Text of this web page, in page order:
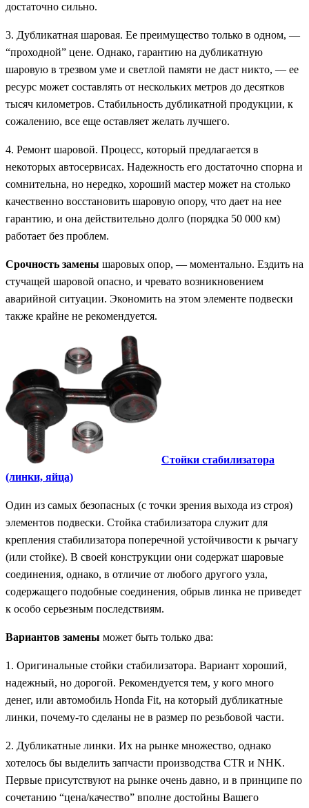
достаточно сильно.
3. Дубликатная шаровая. Ее преимущество только в одном, —
“проходной” цене. Однако, гарантию на дубликатную
шаровую в трезвом уме и светлой памяти не даст никто, — ее
ресурс может составлять от нескольких метров до десятков
тысяч километров. Стабильность дубликатной продукции, к
сожалению, все еще оставляет желать лучшего.
4. Ремонт шаровой. Процесс, который предлагается в
некоторых автосервисах. Надежность его достаточно спорна и
сомнительна, но нередко, хороший мастер может на столько
качественно восстановить шаровую опору, что дает на нее
гарантию, и она действительно долго (порядка 50 000 км)
работает без проблем.
Срочность замены шаровых опор, — моментально. Ездить на
стучащей шаровой опасно, и чревато возникновением
аварийной ситуации. Экономить на этом элементе подвески
также крайне не рекомендуется.
Стойки стабилизатора
(линки, яйца)
Один из самых безопасных (с точки зрения выхода из строя)
элементов подвески. Стойка стабилизатора служит для
крепления стабилизатора поперечной устойчивости к рычагу
(или стойке). В своей конструкции они содержат шаровые
соединения, однако, в отличие от любого другого узла,
содержащего подобные соединения, обрыв линка не приведет
к особо серьезным последствиям.
Вариантов замены может быть только два:
1. Оригинальные стойки стабилизатора. Вариант хороший,
надежный, но дорогой. Рекомендуется тем, у кого много
денег, или автомобиль Honda Fit, на который дубликатные
линки, почему-то сделаны не в размер по резьбовой части.
2. Дубликатные линки. Их на рынке множество, однако
хотелось бы выделить запчасти производства CTR и NHK.
Первые присутствуют на рынке очень давно, и в принципе по
сочетанию “цена/качество” вполне достойны Вашего